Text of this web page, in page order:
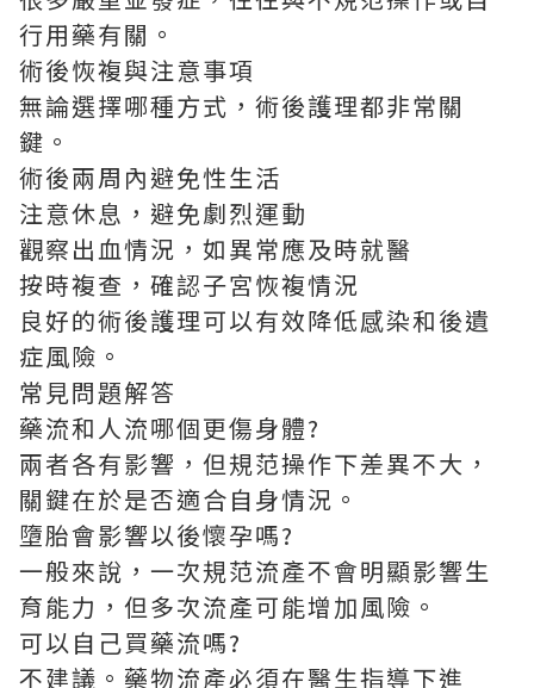
行用藥有關。
術後恢複與注意事項
無論選擇哪種方式，術後護理都非常關
鍵。
術後兩周內避免性生活
注意休息，避免劇烈運動
觀察出血情況，如異常應及時就醫
按時複查，確認子宮恢複情況
良好的術後護理可以有效降低感染和後遺
症風險。
常見問題解答
藥流和人流哪個更傷身體?
兩者各有影響，但規范操作下差異不大，
關鍵在於是否適合自身情況。
墮胎會影響以後懷孕嗎?
一般來說，一次規范流產不會明顯影響生
育能力，但多次流產可能增加風險。
可以自己買藥流嗎?
不建議。藥物流產必須在醫生指導下進